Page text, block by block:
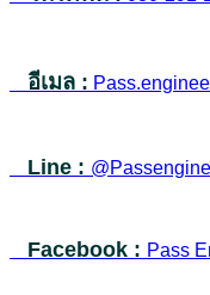
อีเมล :
Line :
Facebook : Pass